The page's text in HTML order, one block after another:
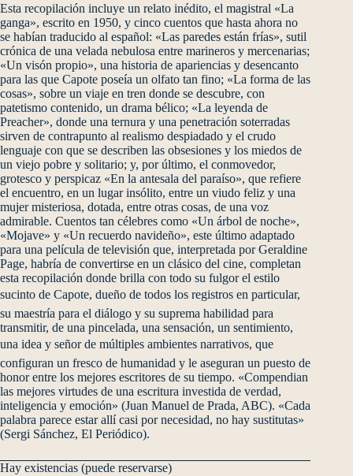
Esta recopilación incluye un relato inédito, el magistral «La
ganga», escrito en 1950, y cinco cuentos que hasta ahora no
se habían traducido al español: «Las paredes están frías», sutil
crónica de una velada nebulosa entre marineros y mercenarias;
«Un visón propio», una historia de apariencias y desencanto
para las que Capote poseía un olfato tan fino; «La forma de las
cosas», sobre un viaje en tren donde se descubre, con
patetismo contenido, un drama bélico; «La leyenda de
Preacher», donde una ternura y una penetración soterradas
sirven de contrapunto al realismo despiadado y el crudo
lenguaje con que se describen las obsesiones y los miedos de
un viejo pobre y solitario; y, por último, el conmovedor,
grotesco y perspicaz «En la antesala del paraíso», que refiere
el encuentro, en un lugar insólito, entre un viudo feliz y una
mujer misteriosa, dotada, entre otras cosas, de una voz
admirable. Cuentos tan célebres como «Un árbol de noche»,
«Mojave» y «Un recuerdo navideño», este último adaptado
para una película de televisión que, interpretada por Geraldine
Page, habría de convertirse en un clásico del cine, completan
esta recopilación donde brilla con todo su fulgor el estilo
sucinto de Capote, dueño de todos los registros en particular,
su maestría para el diálogo y su suprema habilidad para
transmitir, de una pincelada, una sensación, un sentimiento,
una idea y señor de múltiples ambientes narrativos, que
configuran un fresco de humanidad y le aseguran un puesto de
honor entre los mejores escritores de su tiempo. «Compendian
las mejores virtudes de una escritura investida de verdad,
inteligencia y emoción» (Juan Manuel de Prada, ABC). «Cada
palabra parece estar allí casi por necesidad, no hay sustitutas»
(Sergi Sánchez, El Periódico).
Hay existencias (puede reservarse)